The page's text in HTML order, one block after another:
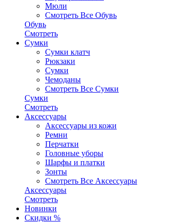
Мюли
Смотреть Все Обувь
Обувь
Смотреть
Сумки
Сумки клатч
Рюкзаки
Сумки
Чемоданы
Смотреть Все Сумки
Сумки
Смотреть
Аксессуары
Аксессуары из кожи
Ремни
Перчатки
Головные уборы
Шарфы и платки
Зонты
Смотреть Все Аксессуары
Аксессуары
Смотреть
Новинки
Скидки %